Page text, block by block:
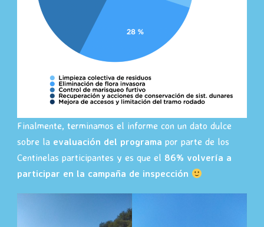
Finalmente, terminamos el informe con un dato dulce
sobre la evaluación del programa por parte de los
Centinelas participantes y es que el 86% volvería a
participar en la campaña de inspección